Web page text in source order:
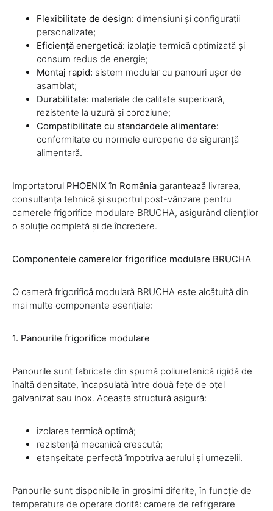
Flexibilitate de design: dimensiuni și configurații
personalizate;
Eficiență energetică: izolație termică optimizată și
consum redus de energie;
Montaj rapid: sistem modular cu panouri ușor de
asamblat;
Durabilitate: materiale de calitate superioară,
rezistente la uzură și coroziune;
Compatibilitate cu standardele alimentare:
conformitate cu normele europene de siguranță
alimentară.
Importatorul PHOENIX în România garantează livrarea,
consultanța tehnică și suportul post-vânzare pentru
camerele frigorifice modulare BRUCHA, asigurând clienților
o soluție completă și de încredere.
Componentele camerelor frigorifice modulare BRUCHA
O cameră frigorifică modulară BRUCHA este alcătuită din
mai multe componente esențiale:
1. Panourile frigorifice modulare
Panourile sunt fabricate din spumă poliuretanică rigidă de
înaltă densitate, încapsulată între două fețe de oțel
galvanizat sau inox. Aceasta structură asigură:
izolarea termică optimă;
rezistență mecanică crescută;
etanșeitate perfectă împotriva aerului și umezelii.
Panourile sunt disponibile în grosimi diferite, în funcție de
temperatura de operare dorită: camere de refrigerare